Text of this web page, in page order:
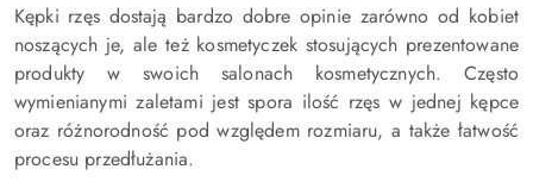
Kępki rzęs dostają bardzo dobre opinie zarówno od kobiet
noszących je, ale też kosmetyczek stosujących prezentowane
produkty w swoich salonach kosmetycznych. Często
wymienianymi zaletami jest spora ilość rzęs w jednej kępce
oraz różnorodność pod względem rozmiaru, a także łatwość
procesu przedłużania.